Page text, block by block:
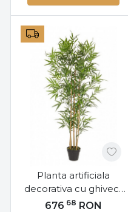
Planta artificiala
decorativa cu ghiveci,
155 cm, Bamboo
676 68 RON